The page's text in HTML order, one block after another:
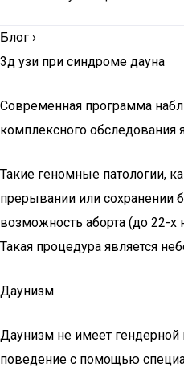
Блог ›
3д узи при синдроме дауна
Современная программа
комплексного обследования
Такие геномные патологии,
прерывании или сохранении
возможность аборта (до 22-
Такая процедура является
Даунизм
Даунизм не имеет гендерной
поведение с помощью